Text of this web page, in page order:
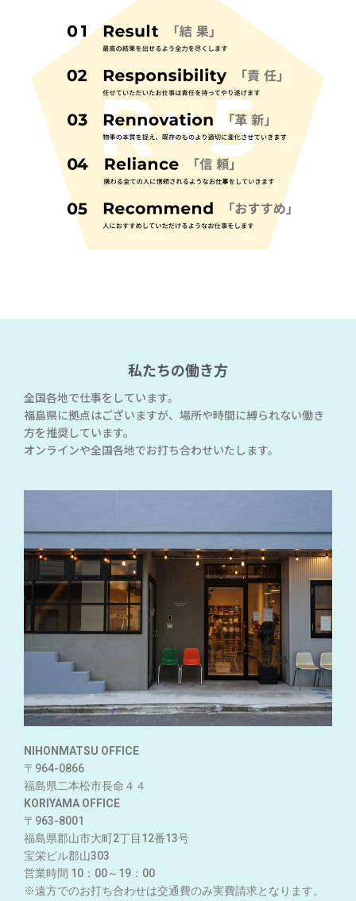
私たちの働き方
全国各地で仕事をしています。
福島県に拠点はございますが、場所や時間に縛られない働き
方を推奨しています。
オンラインや全国各地でお打ち合わせいたします。
NIHONMATSU OFFICE
〒964-0866
福島県二本松市長命４４
KORIYAMA OFFICE
〒963-8001
福島県郡山市大町2丁目12番13号
宝栄ビル郡山303
営業時間 10：00～19：00
※遠方でのお打ち合わせは交通費のみ実費請求となります。